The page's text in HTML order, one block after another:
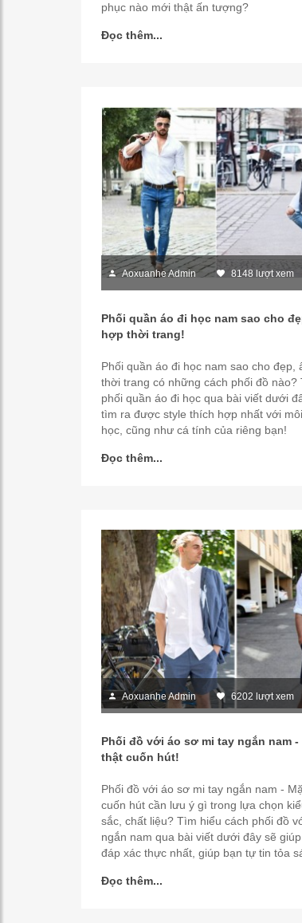
phục nào mới thật ấn tượng?
Đọc thêm...
Aoxuanhe Admin 8148 lượt xem
Phối quần áo đi học nam sao cho
hợp thời trang!
Phối quần áo đi học nam sao cho đẹp,
thời trang có những cách phối đồ nào?
phối quần áo đi học qua bài viết dưới
tìm ra được style thích hợp nhất với
học, cũng như cá tính của riêng bạn!
Đọc thêm...
Aoxuanhe Admin 6202 lượt xem
Phối đồ với áo sơ mi tay ngắn nam -
thật cuốn hút!
Phối đồ với áo sơ mi tay ngắn nam -
cuốn hút cần lưu ý gì trong lựa chọn
sắc, chất liệu? Tìm hiểu cách phối đồ
ngắn nam qua bài viết dưới đây sẽ
đáp xác thực nhất, giúp bạn tự tin tỏa
Đọc thêm...